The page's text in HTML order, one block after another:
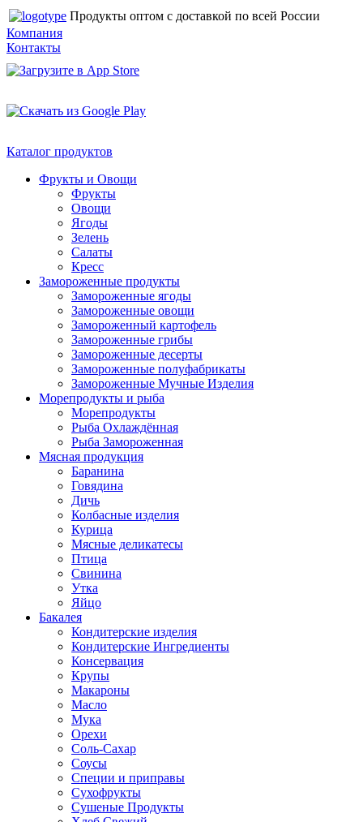
Продукты оптом с доставкой по всей России
Компания
Контакты
Каталог продуктов
Фрукты и Овощи
Фрукты
Овощи
Ягоды
Зелень
Салаты
Кресс
Замороженные продукты
Замороженные ягоды
Замороженные овощи
Замороженный картофель
Замороженные грибы
Замороженные десерты
Замороженные полуфабрикаты
Замороженные Мучные Изделия
Морепродукты и рыба
Морепродукты
Рыба Охлаждённая
Рыба Замороженная
Мясная продукция
Баранина
Говядина
Дичь
Колбасные изделия
Курица
Мясные деликатесы
Птица
Свинина
Утка
Яйцо
Бакалея
Кондитерские изделия
Кондитерские Ингредиенты
Консервация
Крупы
Макароны
Масло
Мука
Орехи
Соль-Сахар
Соусы
Специи и приправы
Сухофрукты
Сушеные Продукты